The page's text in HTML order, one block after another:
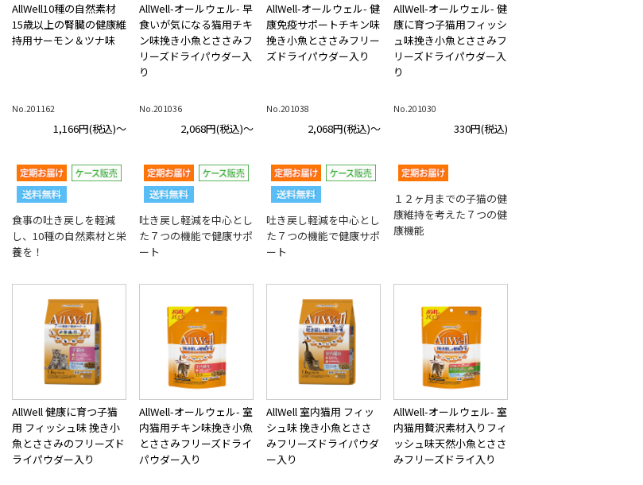
AllWell10種の自然素材
15歳以上の腎臓の健康維
持用サーモン＆ツナ味
No.201162
1,166円(税込)～
食事の吐き戻しを軽減
し、10種の自然素材と栄
養を！
AllWell-オールウェル- 早
食いが気になる猫用チキ
ン味挽き小魚とささみフ
リーズドライパウダー入
り
No.201036
2,068円(税込)～
吐き戻し軽減を中心とし
た７つの機能で健康サポ
ート
AllWell-オールウェル- 健
康免疫サポートチキン味
挽き小魚とささみフリー
ズドライパウダー入り
No.201038
2,068円(税込)～
吐き戻し軽減を中心とし
た７つの機能で健康サポ
ート
AllWell-オールウェル- 健
康に育つ子猫用フィッシ
ュ味挽き小魚とささみフ
リーズドライパウダー入
り
No.201030
330円(税込)
１２ヶ月までの子猫の健
康維持を考えた７つの健
康機能
AllWell 健康に育つ子猫
用 フィッシュ味 挽き小
魚とささみのフリーズド
ライパウダー入り
AllWell-オールウェル- 室
内猫用チキン味挽き小魚
とささみフリーズドライ
パウダー入り
AllWell 室内猫用 フィッ
シュ味 挽き小魚とささ
みフリーズドライパウダ
ー入り
AllWell-オールウェル- 室
内猫用贅沢素材入りフィ
ッシュ味天然小魚とささ
みフリーズドライ入り